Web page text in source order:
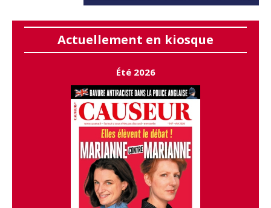
Actuellement en kiosque
Été 2026